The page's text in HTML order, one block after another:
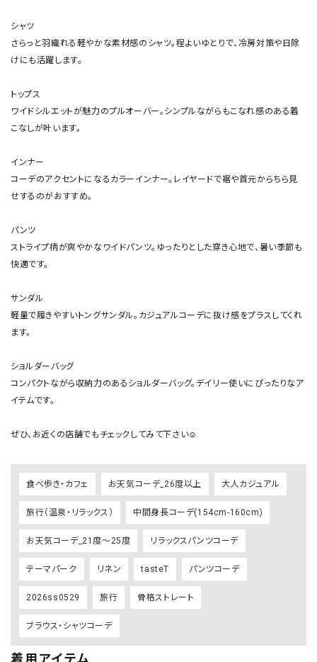
シャツ
さらっと羽織れる軽やかな素材感のシャツ。程よいゆとりで、冷房対策や日除
けにも活躍します。
トップス
ワイドシルエットが魅力のプルオーバー。シンプルながらもこなれ感のある着
こなしが叶います。
インナー
コーデのアクセントになるカラーインナー。レイヤードで裾や首元からちら見
せするのがおすすめ。
パンツ
ストライプ柄が爽やかなワイドパンツ。ゆったりとした穿き心地で、暑い季節も
快適です。
サンダル
軽量で履きやすいトングサンダル。カジュアルコーデに抜け感をプラスしてくれ
ます。
ショルダーバッグ
コンパクトながら収納力のあるショルダーバッグ。デイリー使いにぴったりなア
イテムです。
ぜひ、お近くの店舗でもチェックしてみて下さい☺︎
食べ歩き・カフェ お天気コーデ_26度以上 大人カジュアル
旅行（温泉・リラックス） 中間身長コーデ(154cm-160cm)
お天気コーデ_21度～25度 リラックスパンツコーデ
テーマパーク リネン tasteT パンツコーデ
2026ss0529 旅行 骨格ストレート
ブラウス・シャツコーデ
着用アイテム